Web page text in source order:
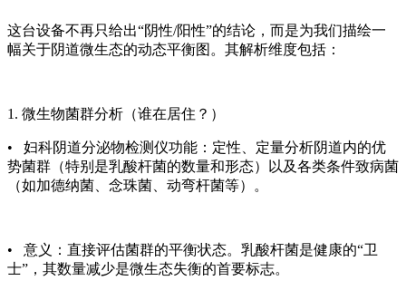
这台设备不再只给出“阴性/阳性”的结论，而是为我们描绘一
幅关于阴道微生态的动态平衡图。其解析维度包括：
1. 微生物菌群分析（谁在居住？）
• 妇科阴道分泌物检测仪功能：定性、定量分析阴道内的优
势菌群（特别是乳酸杆菌的数量和形态）以及各类条件致病菌
（如加德纳菌、念珠菌、动弯杆菌等）。
• 意义：直接评估菌群的平衡状态。乳酸杆菌是健康的“卫
士”，其数量减少是微生态失衡的首要标志。